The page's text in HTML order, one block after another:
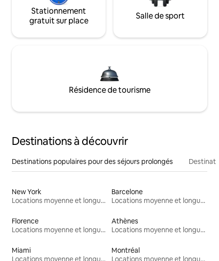
Stationnement
gratuit sur place
Salle de sport
Résidence de tourisme
Destinations à découvrir
Destinations populaires pour des séjours prolongés
New York
Locations moyenne et longue durée
Barcelone
Locations moyenne et longue durée
Florence
Locations moyenne et longue durée
Athènes
Locations moyenne et longue durée
Miami
Locations moyenne et longue durée
Montréal
Locations moyenne et longue durée